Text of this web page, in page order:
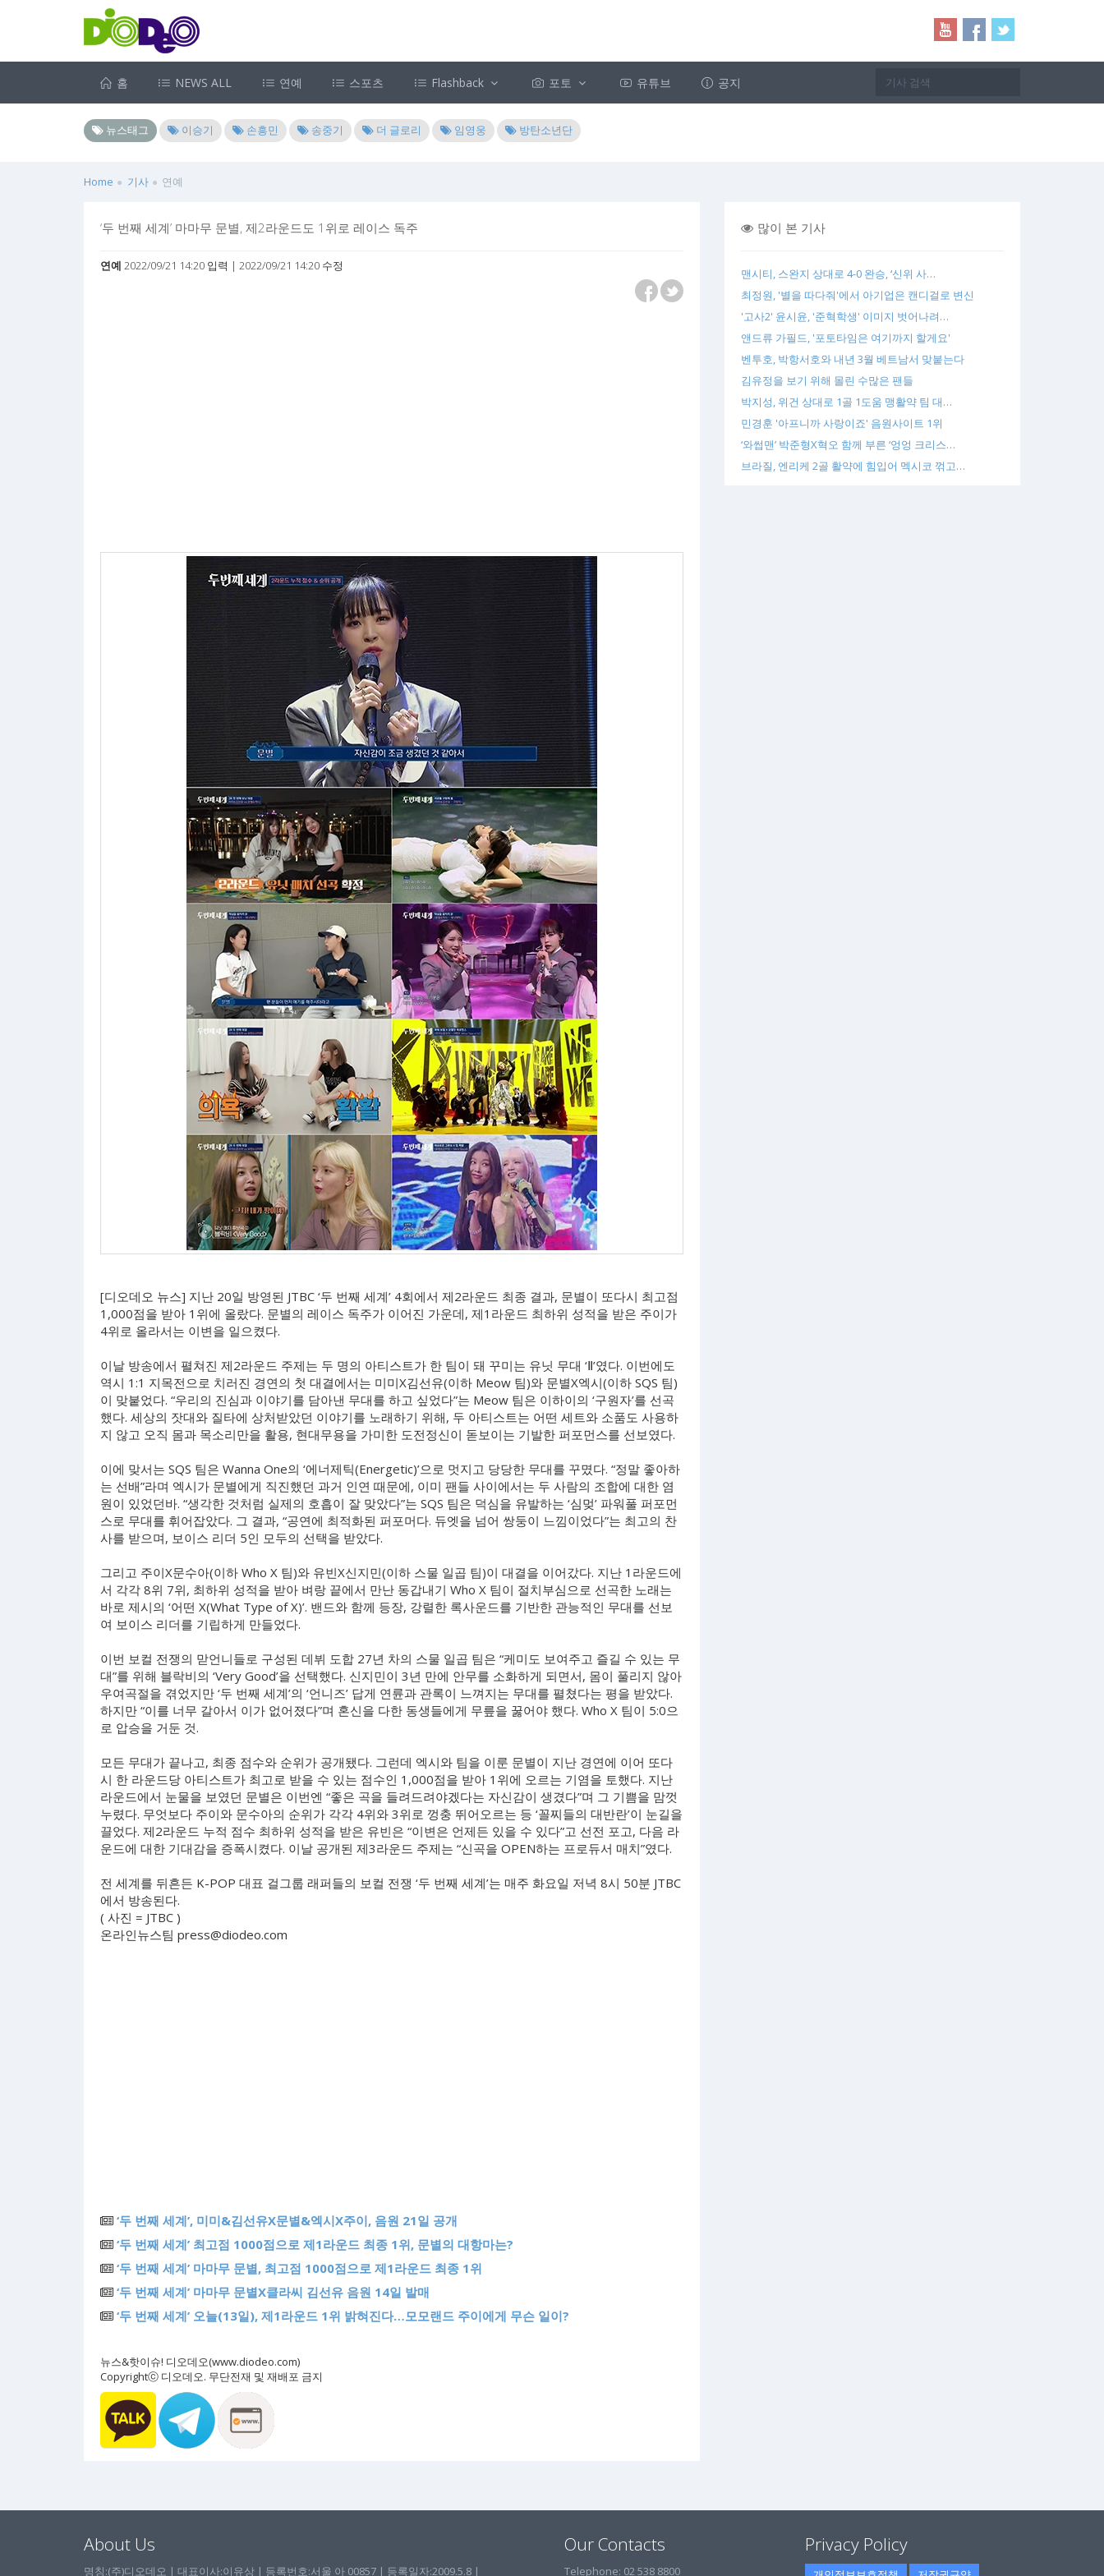
홈 NEWS ALL 연예 스포츠 Flashback 포토 유튜브 공지
뉴스태그 이승기 손흥민 송중기 더 글로리 임영웅 방탄소년단
Home 기사 연예
‘두 번째 세계’ 마마무 문별, 제2라운드도 1위로 레이스 독주
연예 2022/09/21 14:20 입력 | 2022/09/21 14:20 수정
[디오데오 뉴스] 지난 20일 방영된 JTBC ‘두 번째 세계’ 4회에서 제2라운드 최종 결과, 문별이 또다시 최고점
1,000점을 받아 1위에 올랐다. 문별의 레이스 독주가 이어진 가운데, 제1라운드 최하위 성적을 받은 주이가
4위로 올라서는 이변을 일으켰다.
이날 방송에서 펼쳐진 제2라운드 주제는 두 명의 아티스트가 한 팀이 돼 꾸미는 유닛 무대 ‘Ⅱ’였다. 이번에도
역시 1:1 지목전으로 치러진 경연의 첫 대결에서는 미미X김선유(이하 Meow 팀)와 문별X엑시(이하 SQS 팀)
이 맞붙었다. “우리의 진심과 이야기를 담아낸 무대를 하고 싶었다”는 Meow 팀은 이하이의 ‘구원자’를 선곡
했다. 세상의 잣대와 질타에 상처받았던 이야기를 노래하기 위해, 두 아티스트는 어떤 세트와 소품도 사용하
지 않고 오직 몸과 목소리만을 활용, 현대무용을 가미한 도전정신이 돋보이는 기발한 퍼포먼스를 선보였다.
이에 맞서는 SQS 팀은 Wanna One의 ‘에너제틱(Energetic)’으로 멋지고 당당한 무대를 꾸몄다. “정말 좋아하
는 선배”라며 엑시가 문별에게 직진했던 과거 인연 때문에, 이미 팬들 사이에서는 두 사람의 조합에 대한 염
원이 있었던바. “생각한 것처럼 실제의 호흡이 잘 맞았다”는 SQS 팀은 덕심을 유발하는 ‘심멎’ 파워풀 퍼포먼
스로 무대를 휘어잡았다. 그 결과, “공연에 최적화된 퍼포머다. 듀엣을 넘어 쌍둥이 느낌이었다”는 최고의 찬
사를 받으며, 보이스 리더 5인 모두의 선택을 받았다.
그리고 주이X문수아(이하 Who X 팀)와 유빈X신지민(이하 스물 일곱 팀)이 대결을 이어갔다. 지난 1라운드에
서 각각 8위 7위, 최하위 성적을 받아 벼랑 끝에서 만난 동갑내기 Who X 팀이 절치부심으로 선곡한 노래는
바로 제시의 ‘어떤 X(What Type of X)’. 밴드와 함께 등장, 강렬한 록사운드를 기반한 관능적인 무대를 선보
여 보이스 리더를 기립하게 만들었다.
이번 보컬 전쟁의 맏언니들로 구성된 데뷔 도합 27년 차의 스물 일곱 팀은 “케미도 보여주고 즐길 수 있는 무
대”를 위해 블락비의 ‘Very Good’을 선택했다. 신지민이 3년 만에 안무를 소화하게 되면서, 몸이 풀리지 않아
우여곡절을 겪었지만 ‘두 번째 세계’의 ‘언니즈’ 답게 연륜과 관록이 느껴지는 무대를 펼쳤다는 평을 받았다.
하지만 “이를 너무 갈아서 이가 없어졌다”며 혼신을 다한 동생들에게 무릎을 꿇어야 했다. Who X 팀이 5:0으
로 압승을 거둔 것.
모든 무대가 끝나고, 최종 점수와 순위가 공개됐다. 그런데 엑시와 팀을 이룬 문별이 지난 경연에 이어 또다
시 한 라운드당 아티스트가 최고로 받을 수 있는 점수인 1,000점을 받아 1위에 오르는 기염을 토했다. 지난
라운드에서 눈물을 보였던 문별은 이번엔 “좋은 곡을 들려드려야겠다는 자신감이 생겼다”며 그 기쁨을 맘껏
누렸다. 무엇보다 주이와 문수아의 순위가 각각 4위와 3위로 껑충 뛰어오르는 등 ‘꼴찌들의 대반란’이 눈길을
끌었다. 제2라운드 누적 점수 최하위 성적을 받은 유빈은 “이변은 언제든 있을 수 있다”고 선전 포고, 다음 라
운드에 대한 기대감을 증폭시켰다. 이날 공개된 제3라운드 주제는 “신곡을 OPEN하는 프로듀서 매치”였다.
전 세계를 뒤흔든 K-POP 대표 걸그룹 래퍼들의 보컬 전쟁 ‘두 번째 세계’는 매주 화요일 저녁 8시 50분 JTBC
에서 방송된다.
( 사진 = JTBC )
온라인뉴스팀 press@diodeo.com
‘두 번째 세계’, 미미&김선유X문별&엑시X주이, 음원 21일 공개
‘두 번째 세계’ 최고점 1000점으로 제1라운드 최종 1위, 문별의 대항마는?
‘두 번째 세계’ 마마무 문별, 최고점 1000점으로 제1라운드 최종 1위
‘두 번째 세계’ 마마무 문별X클라씨 김선유 음원 14일 발매
‘두 번째 세계’ 오늘(13일), 제1라운드 1위 밝혀진다…모모랜드 주이에게 무슨 일이?
뉴스&핫이슈! 디오데오(www.diodeo.com)
Copyrightⓒ 디오데오. 무단전재 및 재배포 금지
많이 본 기사
맨시티, 스완지 상대로 4-0 완승, ‘신위 사…
최정원, '별을 따다줘'에서 아기업은 캔디걸로 변신
'고사2' 윤시윤, '준혁학생' 이미지 벗어나려…
앤드류 가필드, '포토타임은 여기까지 할게요'
벤투호, 박항서호와 내년 3월 베트남서 맞붙는다
김유정을 보기 위해 몰린 수많은 팬들
박지성, 위건 상대로 1골 1도움 맹활약 팀 대…
민경훈 '아프니까 사랑이죠' 음원사이트 1위
‘와썹맨’ 박준형X혁오 함께 부른 ‘엉엉 크리스…
브라질, 엔리케 2골 활약에 힘입어 멕시코 꺾고…
About Us
명칭:(주)디오데오 | 대표이사:이유상 | 등록번호:서울 아 00857 | 등록일자:2009.5.8 |
Our Contacts
Telephone: 02 538 8800
Privacy Policy